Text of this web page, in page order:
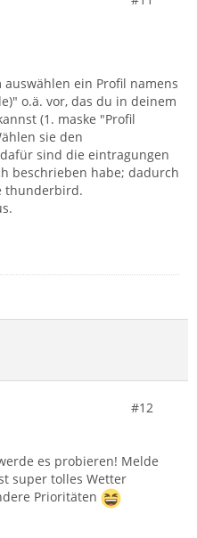
ein Profil namens
o.ä. vor, das du in deinem
(1. maske "Profil
sie den
sind die eintragungen
beschrieben habe; dadurch
thunderbird.
#12
es probieren! Melde
super tolles Wetter
Prioritäten